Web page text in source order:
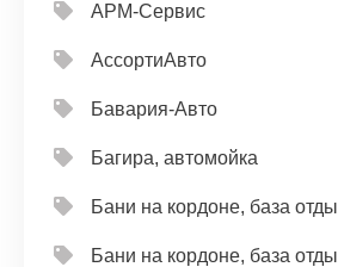
АРМ-Сервис
АссортиАвто
Бавария-Авто
Багира, автомойка
Бани на кордоне, база
Бани на кордоне, база